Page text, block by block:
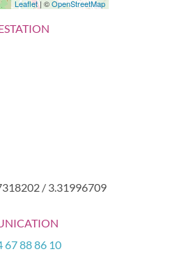
Leaflet| ©OpenStreetMap
/ 3.31996709
67 88 86 10